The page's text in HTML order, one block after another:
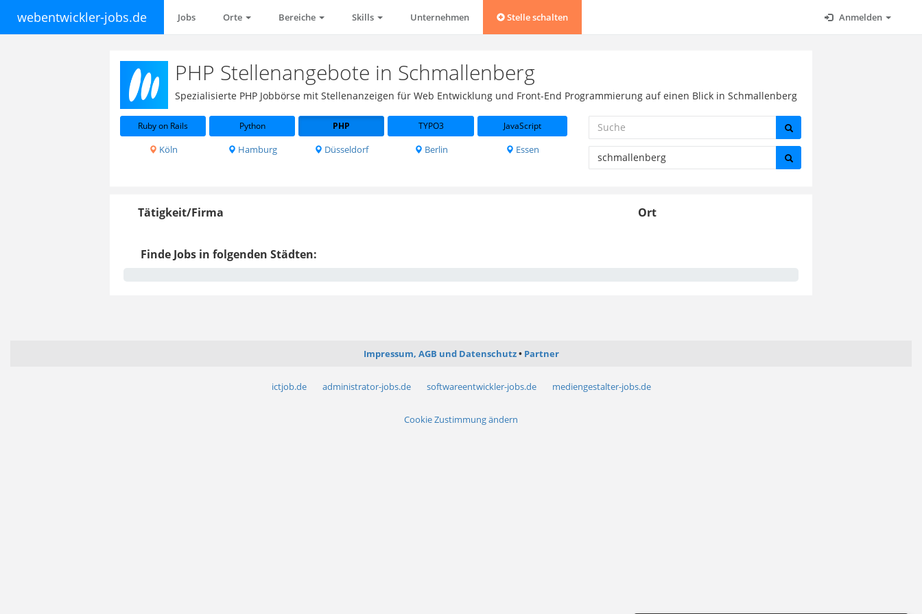
webentwickler-jobs.de Jobs Orte Bereiche Skills Unternehmen Stelle schalten Anmelden
PHP Stellenangebote in Schmallenberg
Spezialisierte PHP Jobbörse mit Stellenanzeigen für Web Entwicklung und Front-End Programmierung auf einen Blick in Schmallenberg
Ruby on Rails Python PHP TYPO3 JavaScript
Köln Hamburg Düsseldorf Berlin Essen
Tätigkeit/Firma Ort
Finde Jobs in folgenden Städten:
Impressum, AGB und Datenschutz Partner
ictjob.de administrator-jobs.de softwareentwickler-jobs.de mediengestalter-jobs.de
Cookie Zustimmung ändern